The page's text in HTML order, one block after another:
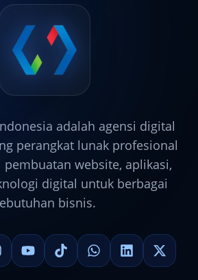
adalah agensi digital
perangkat lunak profesional
pembuatan website, aplikasi,
digital untuk berbagai
bisnis.